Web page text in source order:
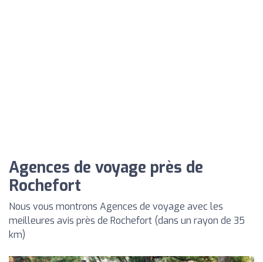
Agences de voyage près de
Rochefort
Nous vous montrons Agences de voyage avec les
meilleures avis près de Rochefort (dans un rayon de 35
km)